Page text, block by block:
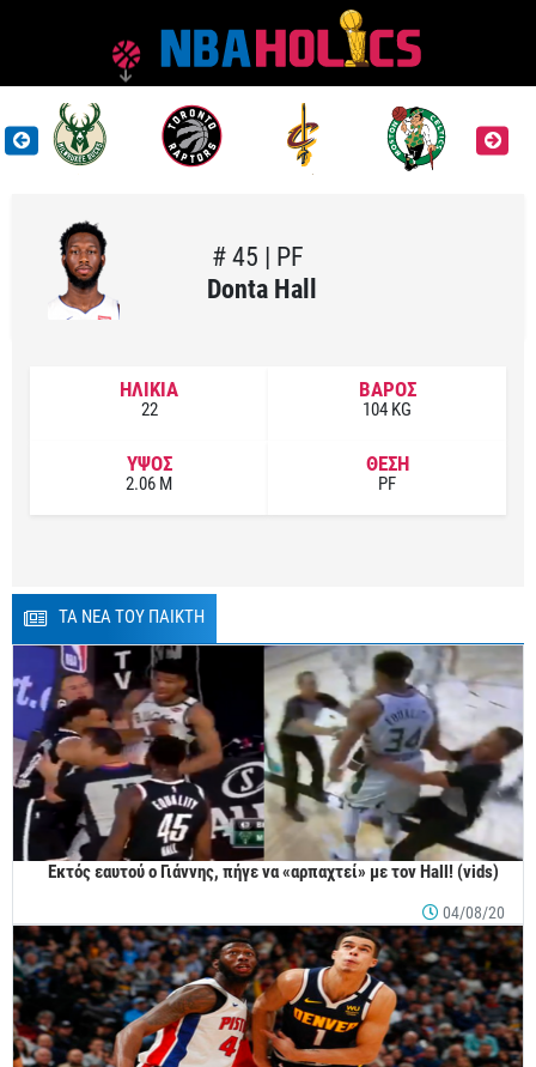
# 45 | PF
Donta Hall
ΗΛΙΚΙΑ
22
ΒΑΡΟΣ
104 KG
ΥΨΟΣ
2.06 M
ΘΕΣΗ
PF
ΤΑ ΝΕΑ ΤΟΥ ΠΑΙΚΤΗ
Εκτός εαυτού ο Γιάννης, πήγε να «αρπαχτεί» με τον Hall! (vids)
04/08/20